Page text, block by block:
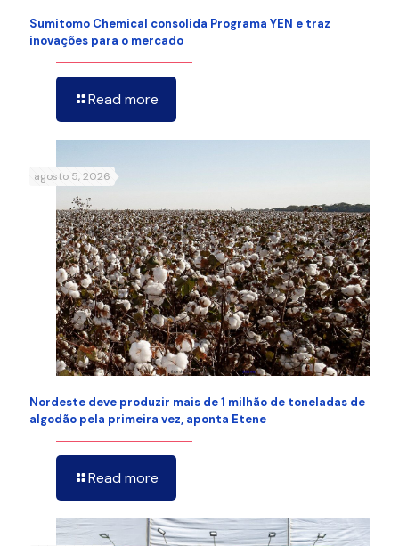
Sumitomo Chemical consolida Programa YEN e traz
inovações para o mercado
Read more
agosto 5, 2026
Nordeste deve produzir mais de 1 milhão de toneladas de
algodão pela primeira vez, aponta Etene
Read more